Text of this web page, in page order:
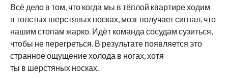
Всё дело в том, что когда мы в тёплой квартире ходим
в толстых шерстяных носках, мозг получает сигнал, что
нашим стопам жарко. Идёт команда сосудам сузиться,
чтобы не перегреться. В результате появляется это
странное ощущение холода в ногах, хотя
ты в шерстяных носках.